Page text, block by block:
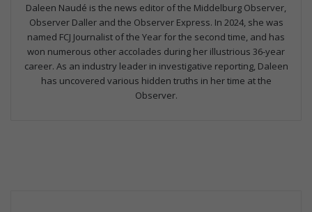
Daleen Naudé is the news editor of the Middelburg Observer,
Observer Daller and the Observer Express. In 2024, she was
named FCJ Journalist of the Year for the second time, and has
won numerous other accolades during her illustrious 36-year
career. As an industry leader in investigative reporting, Daleen
has uncovered various hidden truths in her time at the
Observer.